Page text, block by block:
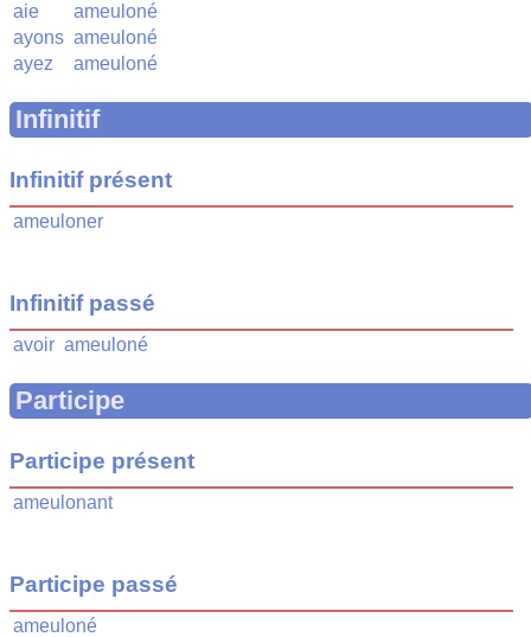
aie
ameuloné
ayons ameuloné
ayez
ameuloné
Infinitif
Infinitif présent
ameuloner
Infinitif passé
avoir ameuloné
Participe
Participe présent
ameulonant
Participe passé
ameuloné